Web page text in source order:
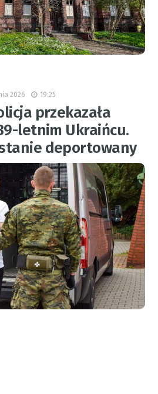
2026 19:25
przekazała
letnim Ukraińcu.
deportowany